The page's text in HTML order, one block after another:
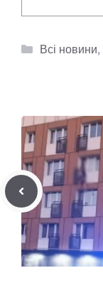
Категорії
Всі новини,